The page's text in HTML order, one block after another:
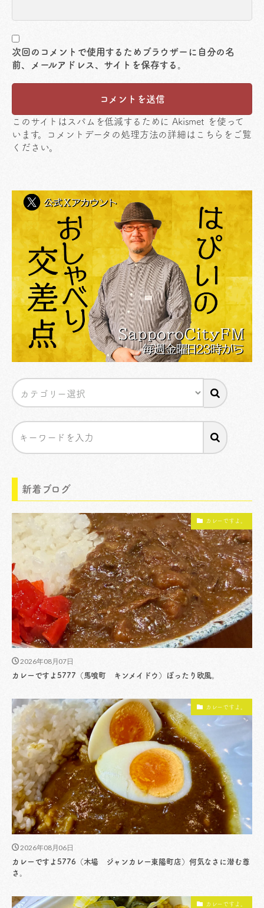
次回のコメントで使用するためブラウザーに自分の名
前、メールアドレス、サイトを保存する。
このサイトはスパムを低減するために Akismet を使って
います。
コメントデータの処理方法の詳細はこちらをご覧
ください。
新着ブログ
カレーですよ。
2026年08月07日
カレーですよ5777（馬喰町 キンメイドウ）ぽったり欧風。
カレーですよ。
2026年08月06日
カレーですよ5776（木場 ジャンカレー東陽町店）何気なさに潜む尊
さ。
カレーですよ。